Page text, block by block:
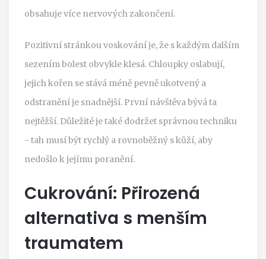
obsahuje více nervových zakončení.
Pozitivní stránkou voskování je, že s každým dalším
sezením bolest obvykle klesá. Chloupky oslabují,
jejich kořen se stává méně pevně ukotvený a
odstranění je snadnější. První návštěva bývá ta
nejtěžší. Důležité je také dodržet správnou techniku
- tah musí být rychlý a rovnoběžný s kůží, aby
nedošlo k jejímu poranění.
Cukrování: Přirozená
alternativa s menším
traumatem